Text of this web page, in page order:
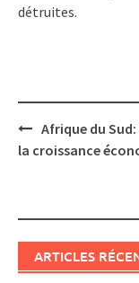
détruites.
Post
navigation
Afrique du Sud:
la croissance
ARTICLES